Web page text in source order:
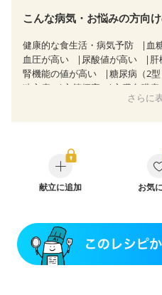
こんな病気・お悩みの方向
健康的な食生活・病気予防
血
血圧が高い
尿酸値が高い
肝
腎機能の値が高い
糖尿病（2型
狭心症
心筋梗塞 心臓弁膜症
過敏性腸症候群（
乳がん（放射線治療中）
乳がん治療を終えた方・経過観
味の感じ方が変わった
食欲が
妊婦健診・血糖値が気になる（初
妊娠糖尿病(初期)
産後（母乳）
産後（ミルク）
さらに
献立に追加 お気